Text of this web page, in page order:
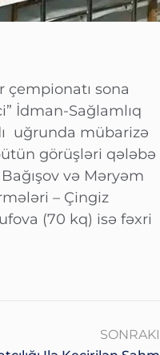
çempionatı sona
İdman-Sağlamlıq
uğrunda mübarizə
görüşləri qələbə
və Məryəm
– Çingiz
(70 kq) isə fəxri
SONRAKI